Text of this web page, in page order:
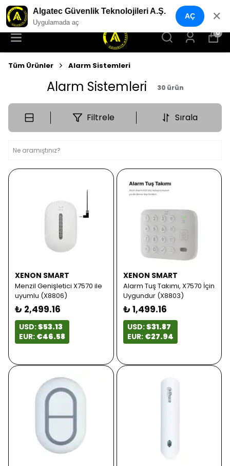
YENI NESIL GÜVENLIK GEÇIŞ SISTEMLERI
0
Tüm Ürünler Alarm Sistemleri
Alarm Sistemleri 30 ürün
Filtrele Sırala
XENON SMART
Menzil Genişletici X7570 ile
uyumlu (X8806)
₺ 2,499.16
USD:$53.13
EUR: €46.58
XENON SMART
Alarm Tuş Takımı, X7570 İçin
Uygundur (X8803)
₺ 1,499.16
USD:$31.87
EUR: €27.94
Algatec Güvenlik Teknolojileri A.Ş.
Uygulamada aç
AÇ ✕